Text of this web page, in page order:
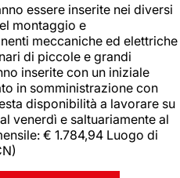
essere inserite nei diversi
montaggio e
meccaniche ed elettriche
di piccole e grandi
inserite con un iniziale
in somministrazione con
disponibilità a lavorare su
venerdì e saltuariamente al
€ 1.784,94 Luogo di